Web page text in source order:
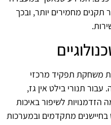
תקנים מחמירים יותר, ובכך
משחקת תפקיד מרכזי
תנורי בילט אין גז,
הזדמנויות לשיפור באיכות
בחיישנים מתקדמים ובמערכות